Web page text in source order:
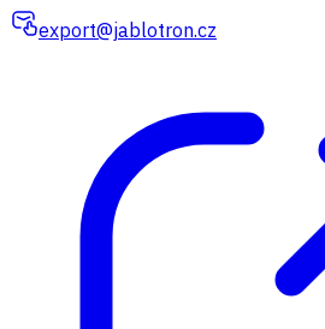
export@jablotron.cz